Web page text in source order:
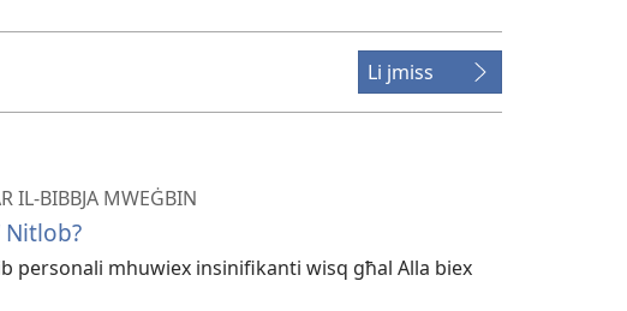
Li jmiss
IL-BIBBJA MWEĠBIN
Nitlob?
personali mhuwiex insinifikanti wisq għal Alla biex